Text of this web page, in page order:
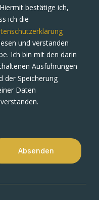
Hiermit bestätige ich,
ich die
und verstanden
Ich bin mit den darin
Ausführungen
der Speicherung
Daten
Absenden